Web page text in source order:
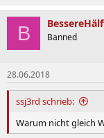
B Banned
28.06.2018
ssj3rd schrieb:
Warum nicht gleich